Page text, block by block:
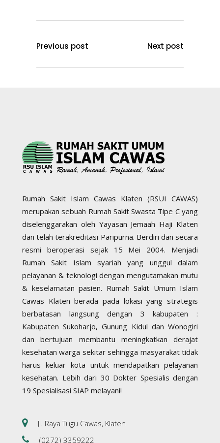
Previous post Next post
Rumah Sakit Islam Cawas Klaten (RSUI CAWAS)
merupakan sebuah Rumah Sakit Swasta Tipe C yang
diselenggarakan oleh Yayasan Jemaah Haji Klaten
dan telah terakreditasi Paripurna. Berdiri dan secara
resmi beroperasi sejak 15 Mei 2004. Menjadi
Rumah Sakit Islam syariah yang unggul dalam
pelayanan & teknologi dengan mengutamakan mutu
& keselamatan pasien. Rumah Sakit Umum Islam
Cawas Klaten berada pada lokasi yang strategis
berbatasan langsung dengan 3 kabupaten :
Kabupaten Sukoharjo, Gunung Kidul dan Wonogiri
dan bertujuan membantu meningkatkan derajat
kesehatan warga sekitar sehingga masyarakat tidak
harus keluar kota untuk mendapatkan pelayanan
kesehatan. Lebih dari 30 Dokter Spesialis dengan
19 Spesialisasi SIAP melayani!
Jl. Raya Tugu Cawas, Klaten
(0272) 3359222